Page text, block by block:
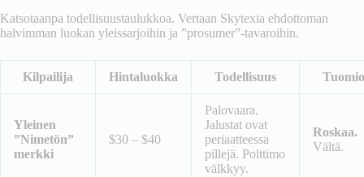
Katsotaanpa todellisuustaulukkoa. Vertaan Skytexia ehdottoman
halvimman luokan yleissarjoihin ja ”prosumer”-tavaroihin.
Kilpailija Hintaluokka Todellisuus Tuomio
Yleinen
”Nimetön”
merkki
$30 – $40
Palovaara.
Jalustat ovat
periaatteessa
pillejä. Polttimo
välkkyy.
Roskaa.
Vältä.